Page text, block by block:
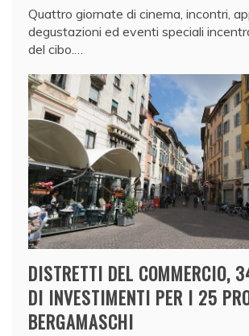
Quattro giornate di cinema, incontri,
degustazioni ed eventi speciali
del cibo.…
DISTRETTI DEL COMMERCIO,
DI INVESTIMENTI PER I 25
BERGAMASCHI